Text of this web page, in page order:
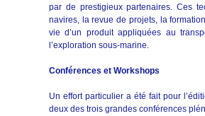
par de prestigieux partenaires. Ces
navires, la revue de projets, la
vie d’un produit appliquées au
l’exploration sous-marine.
Conférences et Workshops
Un effort particulier a été fait pour
deux des trois grandes conférences